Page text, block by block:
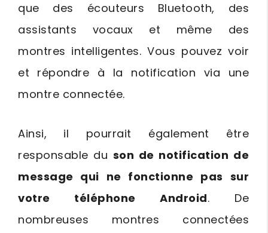
que des écouteurs Bluetooth, des
assistants vocaux et même des
montres intelligentes. Vous pouvez voir
et répondre à la notification via une
montre connectée.
Ainsi, il pourrait également être
responsable du son de notification de
message qui ne fonctionne pas sur
votre téléphone Android. De
nombreuses montres connectées